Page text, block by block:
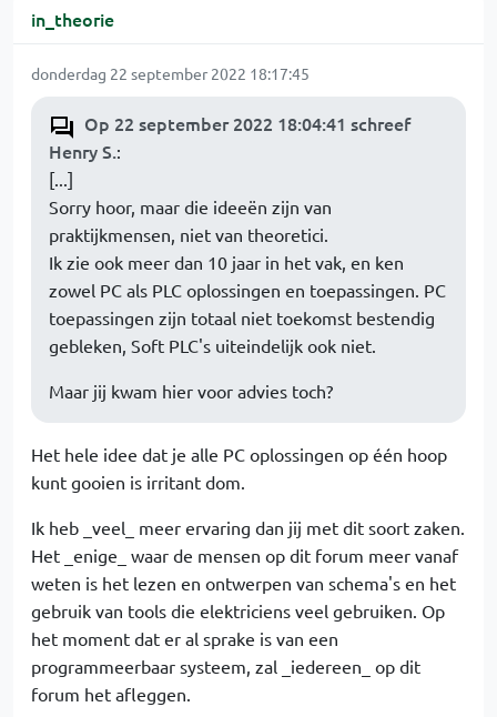
in_theorie
donderdag 22 september 2022 18:17:45
Op 22 september 2022 18:04:41 schreef
Henry S.:
[...]
Sorry hoor, maar die ideeën zijn van
praktijkmensen, niet van theoretici.
Ik zie ook meer dan 10 jaar in het vak, en ken
zowel PC als PLC oplossingen en toepassingen. PC
toepassingen zijn totaal niet toekomst bestendig
gebleken, Soft PLC's uiteindelijk ook niet.
Maar jij kwam hier voor advies toch?
Het hele idee dat je alle PC oplossingen op één hoop
kunt gooien is irritant dom.
Ik heb _veel_ meer ervaring dan jij met dit soort zaken.
Het _enige_ waar de mensen op dit forum meer vanaf
weten is het lezen en ontwerpen van schema's en het
gebruik van tools die elektriciens veel gebruiken. Op
het moment dat er al sprake is van een
programmeerbaar systeem, zal _iedereen_ op dit
forum het afleggen.